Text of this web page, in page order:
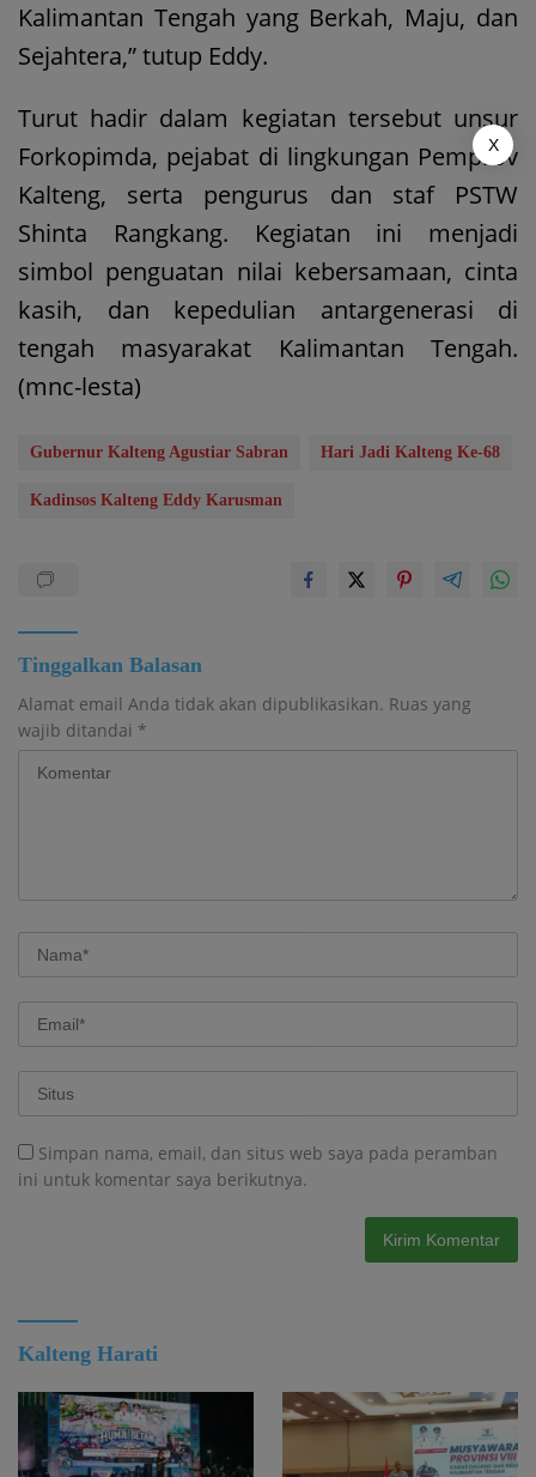
Kalimantan Tengah yang Berkah, Maju, dan
Sejahtera,” tutup Eddy.
Turut hadir dalam kegiatan tersebut unsur
Forkopimda, pejabat di lingkungan Pemprov
Kalteng, serta pengurus dan staf PSTW
Shinta Rangkang. Kegiatan ini menjadi
simbol penguatan nilai kebersamaan, cinta
kasih, dan kepedulian antargenerasi di
tengah masyarakat Kalimantan Tengah.
(mnc-lesta)
Gubernur Kalteng Agustiar Sabran Hari Jadi Kalteng Ke-68
Kadinsos Kalteng Eddy Karusman
Tinggalkan Balasan
Alamat email Anda tidak akan dipublikasikan. Ruas yang
wajib ditandai *
Simpan nama, email, dan situs web saya pada peramban
ini untuk komentar saya berikutnya.
Kalteng Harati
X